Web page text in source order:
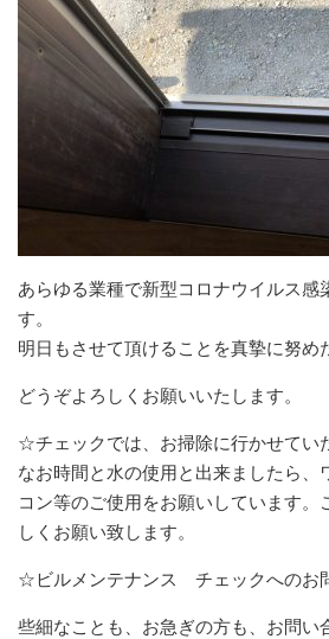
あらゆる業種で新型コロナウイルス感
す。
明日もさせて頂けることを真摯に努め
どうぞよろしくお願いいたします。
☆チェックでは、お掃除に行かせてい
なお時間と水の使用と出来ましたら、
コン等のご使用をお願いしています。
しくお願い致します。
☆ビルメンテナンス チェックへのお
些細なことも、お急ぎの方も、お問い